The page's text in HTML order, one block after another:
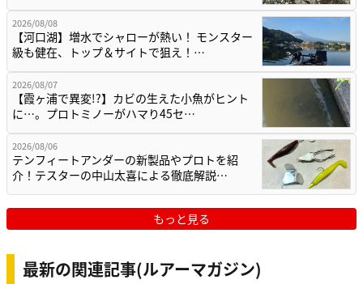
2026/08/08
【河口湖】増水でシャローが熱い！ モンスター
級も健在、トップ＆サイトで狙え！…
2026/08/07
【霞ヶ浦で異変!?】カビの生えた小魚がヒント
に…。プロトミノーがハマり45セ…
2026/08/06
テンフィートアンダーの新製品やプロトを紹
介！テスターの中山太喜による徹底解説…
もっと見る
最新の関連記事(ルアーマガジン)